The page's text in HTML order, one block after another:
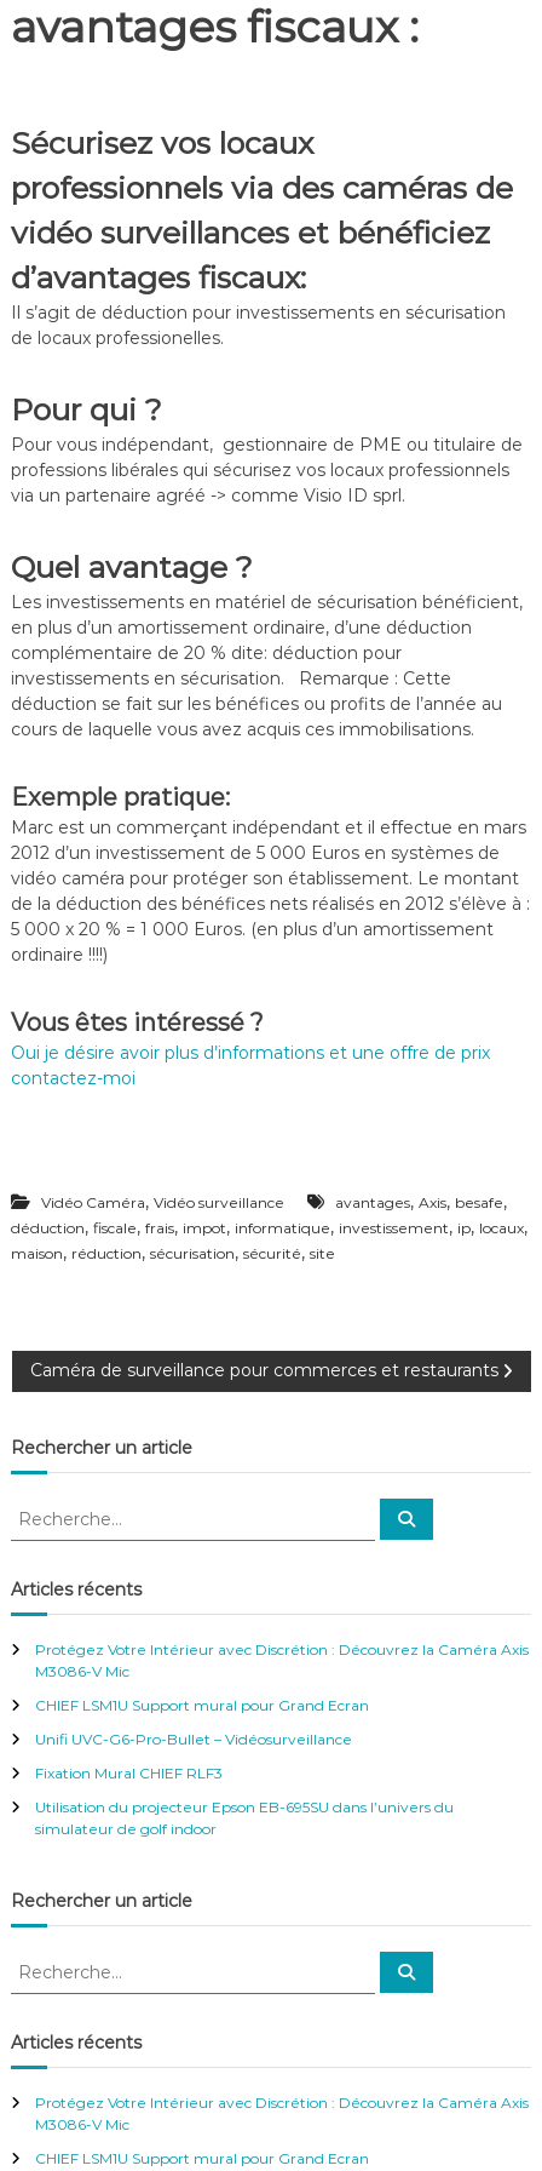
f
é
e
V
d
o
u
r
l
a
n
avantages fiscaux :
Sécurisez vos locaux
professionnels via des caméras de
vidéo surveillances et bénéficiez
d’avantages fiscaux:
Il s’agit de déduction pour investissements en sécurisation
de locaux professionelles.
Pour qui ?
Pour vous indépendant, gestionnaire de PME ou titulaire de
professions libérales qui sécurisez vos locaux professionnels
via un partenaire agréé -> comme Visio ID sprl.
Quel avantage ?
Les investissements en matériel de sécurisation bénéficient,
en plus d’un amortissement ordinaire, d’une déduction
complémentaire de 20 % dite: déduction pour
investissements en sécurisation. Remarque : Cette
déduction se fait sur les bénéfices ou profits de l’année au
cours de laquelle vous avez acquis ces immobilisations.
Exemple pratique:
Marc est un commerçant indépendant et il effectue en mars
2012 d’un investissement de 5 000 Euros en systèmes de
vidéo caméra pour protéger son établissement. Le montant
de la déduction des bénéfices nets réalisés en 2012 s’élève à :
5 000 x 20 % = 1 000 Euros. (en plus d’un amortissement
ordinaire !!!!)
Vous êtes intéressé ?
Oui je désire avoir plus d’informations et une offre de prix
contactez-moi
Vidéo Caméra, Vidéo surveillance avantages, Axis, besafe,
déduction, fiscale, frais, impot, informatique, investissement, ip, locaux,
maison, réduction, sécurisation, sécurité, site
N
a
v
i
g
a
t
i
o
d
e
l
’
Caméra de surveillance pour commerces et restaurants
Rechercher un article
R
h
e
c
e
r
:
R
c
e
r
Articles récents
Protégez Votre Intérieur avec Discrétion : Découvrez la Caméra Axis
M3086-V Mic
CHIEF LSM1U Support mural pour Grand Ecran
Unifi UVC-G6-Pro-Bullet – Vidéosurveillance
Fixation Mural CHIEF RLF3
Utilisation du projecteur Epson EB-695SU dans l’univers du
simulateur de golf indoor
Rechercher un article
R
h
e
c
e
R
c
e
r
Articles récents
Protégez Votre Intérieur avec Discrétion : Découvrez la Caméra Axis
M3086-V Mic
CHIEF LSM1U Support mural pour Grand Ecran